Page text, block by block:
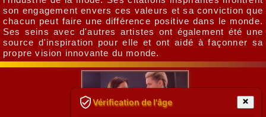
son engagement envers ces valeurs et sa conviction que
chacun peut faire une différence positive dans le monde.
Ses seins avec d'autres artistes ont également été une
source d'inspiration pour elle et ont aidé à façonner sa
propre vision innovante du monde.
Vérification de l'âge